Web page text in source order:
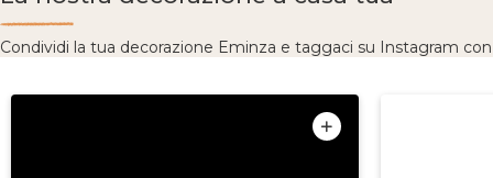
Condividi la tua decorazione Eminza e taggaci su Instagram